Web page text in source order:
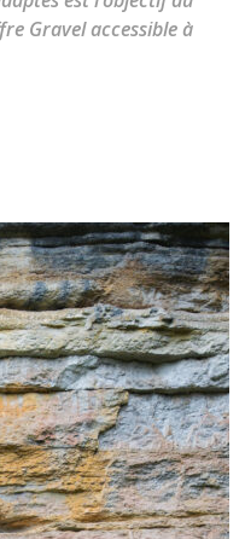
locale
–
Gravel accessible à